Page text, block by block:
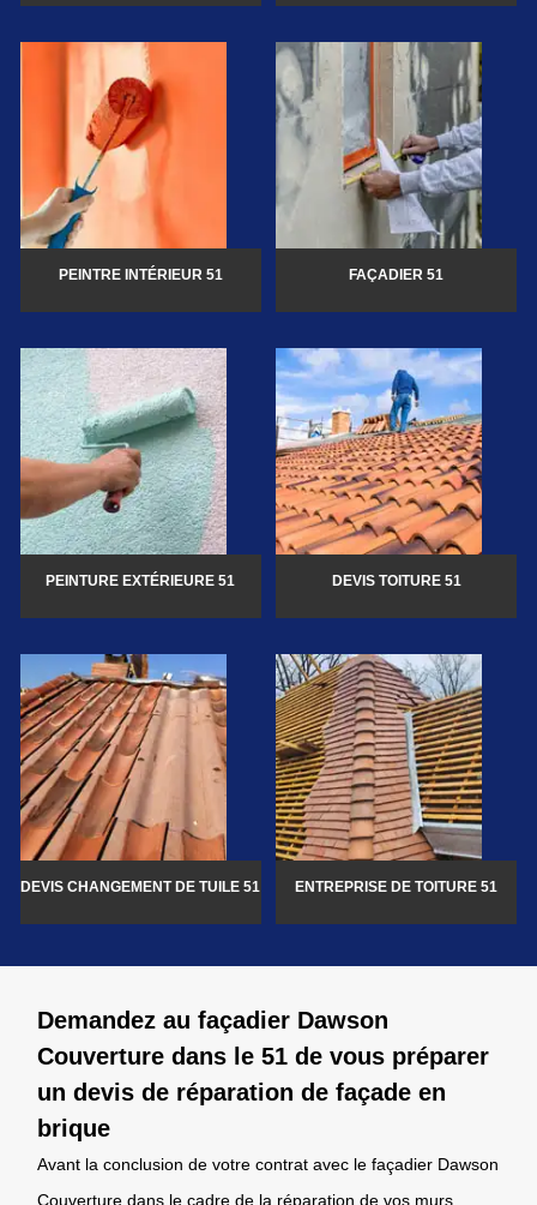
PEINTRE INTÉRIEUR 51 FAÇADIER 51
PEINTURE EXTÉRIEURE 51 DEVIS TOITURE 51
DEVIS CHANGEMENT DE TUILE 51 ENTREPRISE DE TOITURE 51
Demandez au façadier Dawson
Couverture dans le 51 de vous préparer
un devis de réparation de façade en
brique
Avant la conclusion de votre contrat avec le façadier Dawson
Couverture dans le cadre de la réparation de vos murs